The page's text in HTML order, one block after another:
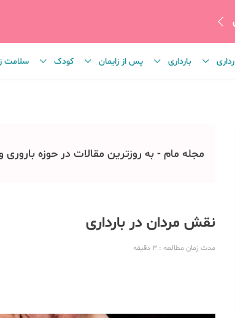
بارداری پس از زایمان کودک سلامت
مجله مام - به روزترین مقالات در حوزه باروری
نقش مردان در بارداری
مدت زمان مطالعه: 3 دقیقه